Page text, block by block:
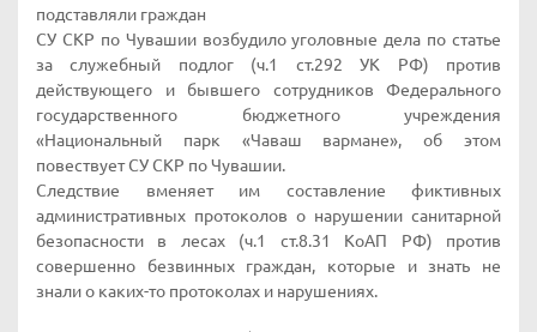
подставляли граждан
СУ СКР по Чувашии возбудило уголовные дела по статье
за служебный подлог (ч.1 ст.292 УК РФ) против
действующего и бывшего сотрудников Федерального
государственного бюджетного учреждения
«Национальный парк «Чаваш вармане», об этом
повествует СУ СКР по Чувашии.
Следствие вменяет им составление фиктивных
административных протоколов о нарушении санитарной
безопасности в лесах (ч.1 ст.8.31 КоАП РФ) против
совершенно безвинных граждан, которые и знать не
знали о каких-то протоколах и нарушениях.